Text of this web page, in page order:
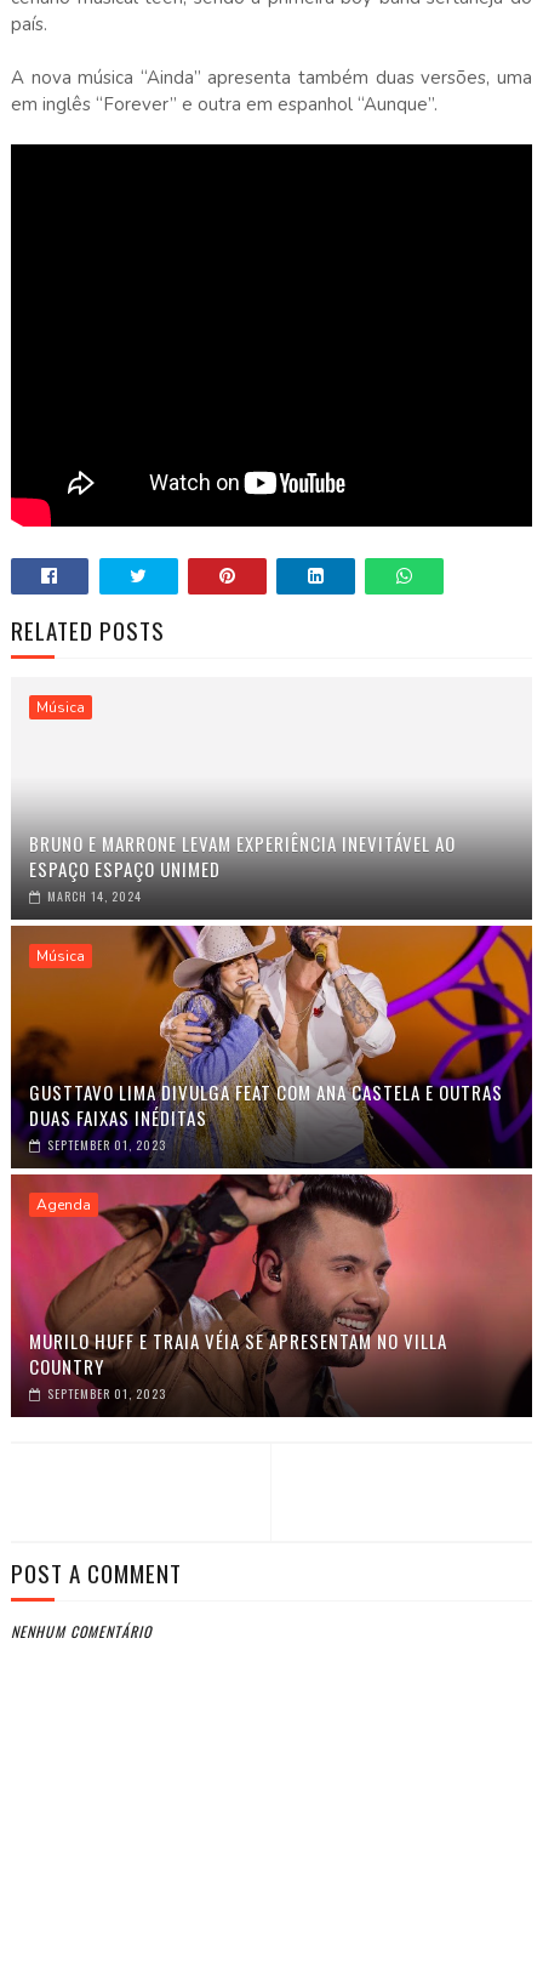
país.
A nova música “Ainda” apresenta também duas versões, uma
em inglês “Forever” e outra em espanhol “Aunque”.
RELATED POSTS
Música
BRUNO E MARRONE LEVAM EXPERIÊNCIA INEVITÁVEL AO
ESPAÇO ESPAÇO UNIMED
MARCH 14, 2024
Música
GUSTTAVO LIMA DIVULGA FEAT COM ANA CASTELA E OUTRAS
DUAS FAIXAS INÉDITAS
SEPTEMBER 01, 2023
Agenda
MURILO HUFF E TRAIA VÉIA SE APRESENTAM NO VILLA
COUNTRY
SEPTEMBER 01, 2023
POST A COMMENT
NENHUM COMENTÁRIO